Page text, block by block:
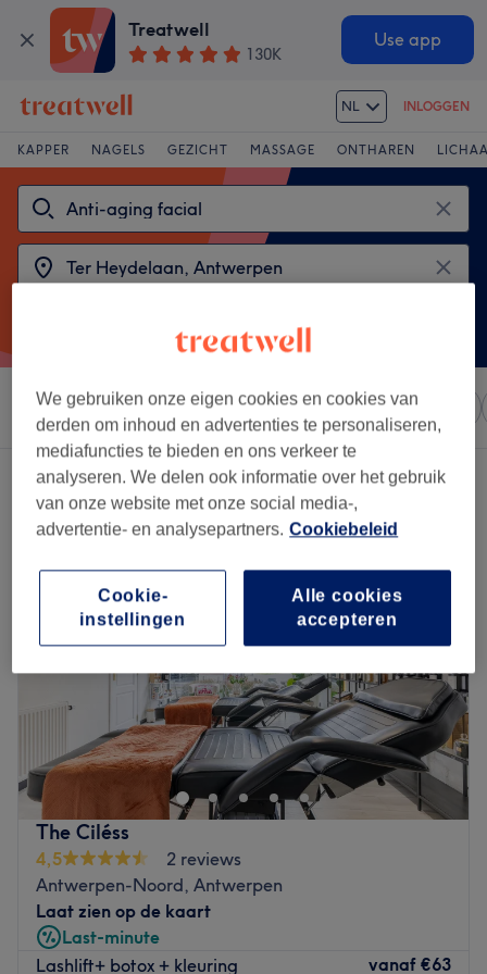
Treatwell
130K
Use app
NL INLOGGEN
KAPPER NAGELS GEZICHT MASSAGE ONTHAREN
Sorteer op Elke prijs Salons Expresaanbiedingen
2 salons met:
niet-chirurgische facelifts in de buurt van Ter Heydelaan, Antwerpen
The Ciléss
4,5
2 reviews
Antwerpen-Noord, Antwerpen
Laat zien op de kaart
Last-minute
Lashlift+ botox + kleuring
vanaf €63
We gebruiken onze eigen cookies en cookies van
derden om inhoud en advertenties te personaliseren,
mediafuncties te bieden en ons verkeer te
analyseren. We delen ook informatie over het gebruik
van onze website met onze social media-,
advertentie- en analysepartners. Cookiebeleid
Alle cookies
accepteren
Cookie-
instellingen